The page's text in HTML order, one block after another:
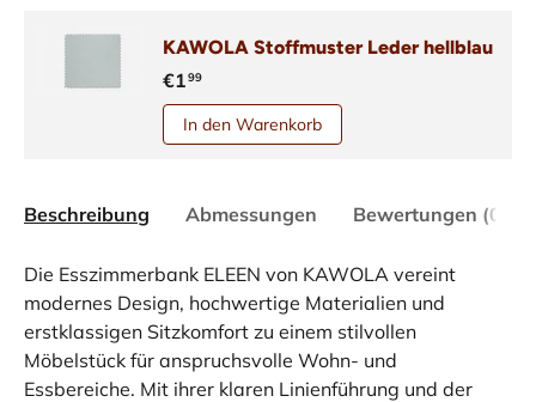
KAWOLA Stoffmuster Leder hellblau
€199
In den Warenkorb
Beschreibung Abmessungen Bewertungen (0)
Die Esszimmerbank ELEEN von KAWOLA vereint
modernes Design, hochwertige Materialien und
erstklassigen Sitzkomfort zu einem stilvollen
Möbelstück für anspruchsvolle Wohn- und
Essbereiche. Mit ihrer klaren Linienführung und der